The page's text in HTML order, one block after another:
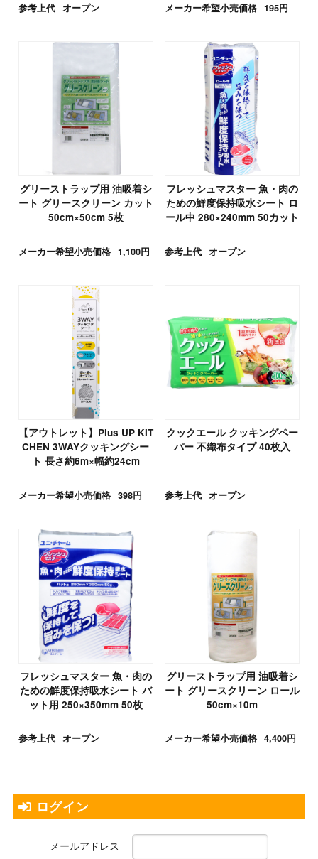
参考上代 オープン メーカー希望小売価格 195円
グリーストラップ用 油吸着シ
ート グリースクリーン カット
50cm×50cm 5枚
メーカー希望小売価格 1,100円
フレッシュマスター 魚・肉の
ための鮮度保持吸水シート ロ
ール中 280×240mm 50カット
参考上代 オープン
【アウトレット】Plus UP KIT
CHEN 3WAYクッキングシー
ト 長さ約6m×幅約24cm
メーカー希望小売価格 398円
クックエール クッキングペー
パー 不織布タイプ 40枚入
参考上代 オープン
フレッシュマスター 魚・肉の
ための鮮度保持吸水シート バ
ット用 250×350mm 50枚
参考上代 オープン
グリーストラップ用 油吸着シ
ート グリースクリーン ロール
50cm×10m
メーカー希望小売価格 4,400円
ログイン
メールアドレス